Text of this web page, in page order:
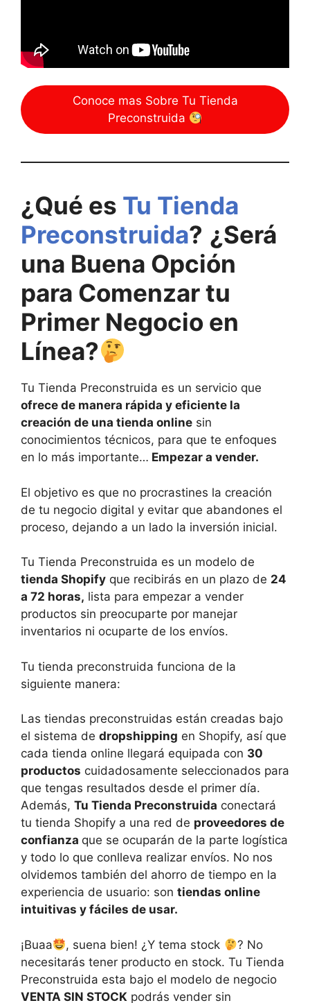
Conoce mas Sobre Tu Tienda
Preconstruida
¿Qué es Tu Tienda
Preconstruida? ¿Será
una Buena Opción
para Comenzar tu
Primer Negocio en
Línea?
Tu Tienda Preconstruida es un servicio que
ofrece de manera rápida y eficiente la
creación de una tienda online sin
conocimientos técnicos, para que te enfoques
en lo más importante… Empezar a vender.
El objetivo es que no procrastines la creación
de tu negocio digital y evitar que abandones el
proceso, dejando a un lado la inversión inicial.
Tu Tienda Preconstruida es un modelo de
tienda Shopify que recibirás en un plazo de 24
a 72 horas, lista para empezar a vender
productos sin preocuparte por manejar
inventarios ni ocuparte de los envíos.
Tu tienda preconstruida funciona de la
siguiente manera:
Las tiendas preconstruidas están creadas bajo
el sistema de dropshipping en Shopify, así que
cada tienda online llegará equipada con 30
productos cuidadosamente seleccionados para
que tengas resultados desde el primer día.
Además, Tu Tienda Preconstruida conectará
tu tienda Shopify a una red de proveedores de
confianza que se ocuparán de la parte logística
y todo lo que conlleva realizar envíos. No nos
olvidemos también del ahorro de tiempo en la
experiencia de usuario: son tiendas online
intuitivas y fáciles de usar.
¡Buaa , suena bien! ¿Y tema stock
? No
necesitarás tener producto en stock. Tu Tienda
Preconstruida esta bajo el modelo de negocio
VENTA SIN STOCK podrás vender sin